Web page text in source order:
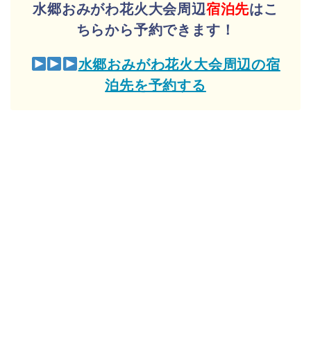
水郷おみがわ花火大会周辺宿泊先はこ
ちらから予約できます！
水郷おみがわ花火大会周辺の宿
泊先を予約する